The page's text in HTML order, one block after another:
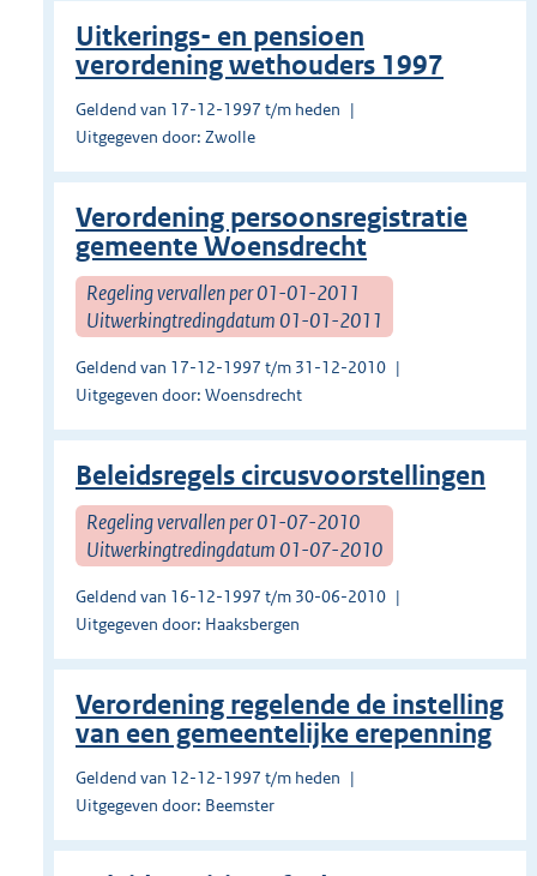
Uitkerings- en pensioen
verordening wethouders 1997
Geldend van 17-12-1997 t/m heden
Uitgegeven door: Zwolle
Verordening persoonsregistratie
gemeente Woensdrecht
Regeling vervallen per 01-01-2011
Uitwerkingtredingdatum 01-01-2011
Geldend van 17-12-1997 t/m 31-12-2010
Uitgegeven door: Woensdrecht
Beleidsregels circusvoorstellingen
Regeling vervallen per 01-07-2010
Uitwerkingtredingdatum 01-07-2010
Geldend van 16-12-1997 t/m 30-06-2010
Uitgegeven door: Haaksbergen
Verordening regelende de instelling
van een gemeentelijke erepenning
Geldend van 12-12-1997 t/m heden
Uitgegeven door: Beemster